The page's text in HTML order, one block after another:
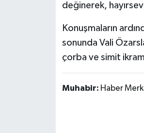
değinerek,
Konuşmaların
sonunda Vali
çorba ve simit
Muhabir: Haber